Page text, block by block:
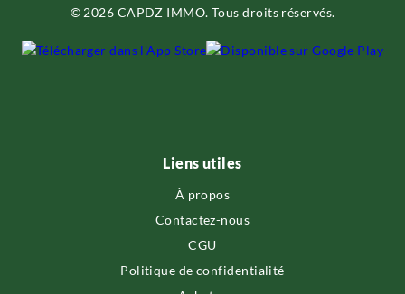
© 2026 CAPDZ IMMO. Tous droits réservés.
Liens utiles
À propos
Contactez-nous
CGU
Politique de confidentialité